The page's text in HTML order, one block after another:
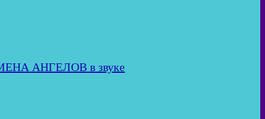
АНГЕЛОВ в звуке